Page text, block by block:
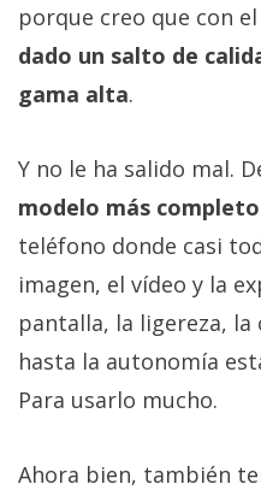
porque creo que con el
dado un salto de
gama alta.
Y no le ha salido mal.
modelo más
teléfono donde casi
imagen, el vídeo y la
pantalla, la ligereza, la
hasta la autonomía
Para usarlo mucho.
Ahora bien, también